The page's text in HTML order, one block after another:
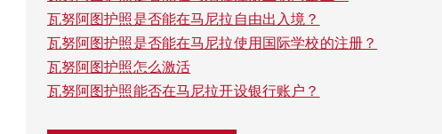
瓦努阿图护照是否能在马尼拉自由出入境？
瓦努阿图护照是否能在马尼拉使用国际学校的注册？
瓦努阿图护照怎么激活
瓦努阿图护照能否在马尼拉开设银行账户？